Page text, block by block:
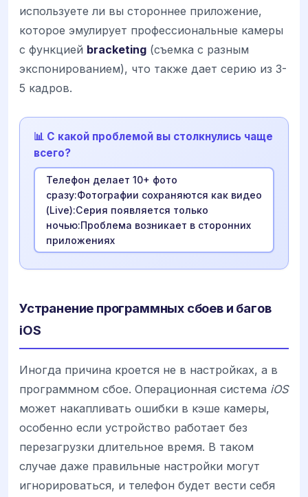
используете ли вы стороннее приложение,
которое эмулирует профессиональные камеры
с функцией bracketing (съемка с разным
экспонированием), что также дает серию из 3-
5 кадров.
📊 С какой проблемой вы столкнулись чаще
всего?
Телефон делает 10+ фото
сразу:Фотографии сохраняются как видео
(Live):Серия появляется только
ночью:Проблема возникает в сторонних
приложениях
Устранение программных сбоев и багов
iOS
Иногда причина кроется не в настройках, а в
программном сбое. Операционная система iOS
может накапливать ошибки в кэше камеры,
особенно если устройство работает без
перезагрузки длительное время. В таком
случае даже правильные настройки могут
игнорироваться, и телефон будет вести себя